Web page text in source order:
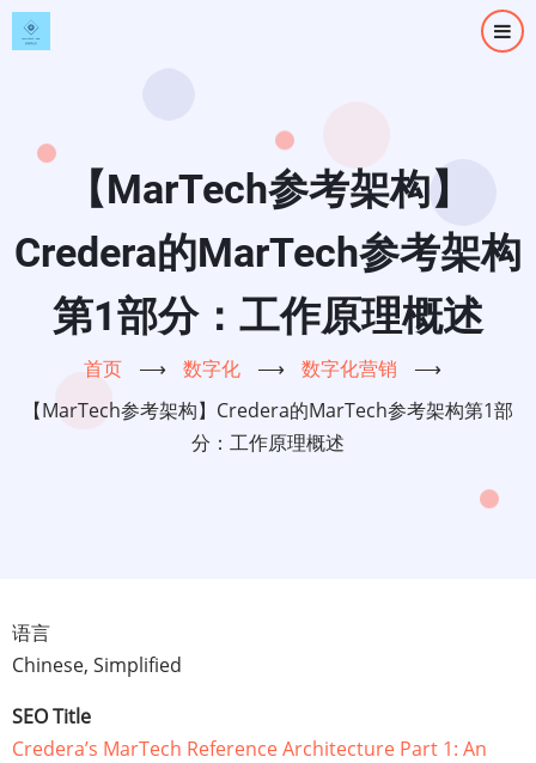
跳
转
【MarTech参考架构】
Credera的MarTech参考架构
第1部分：工作原理概述
首页 ⟶ 数字化 ⟶ 数字化营销
⟶
【MarTech参考架构】Credera的MarTech参考架构第1部
分：工作原理概述
语言
Chinese, Simplified
SEO Title
Credera’s MarTech Reference Architecture Part 1: An